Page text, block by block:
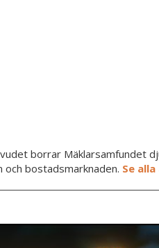
borrar Mäklarsamfundet
bostadsmarknaden. Se